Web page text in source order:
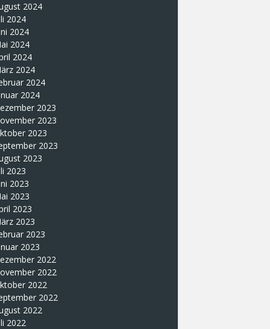
2024
2024
2024
2024
2024
2024
2024
2024
2023
2023
2023
2023
2023
2023
2023
2023
2023
2023
2023
2023
2022
2022
2022
2022
2022
2022